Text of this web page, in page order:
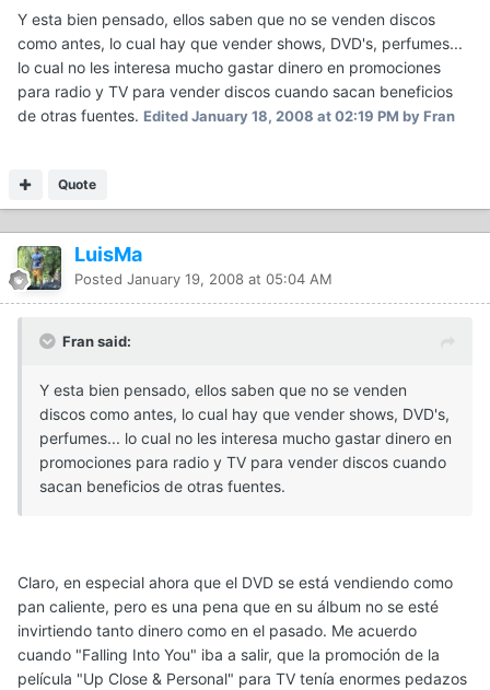
Y esta bien pensado, ellos saben que no se venden discos
como antes, lo cual hay que vender shows, DVD's, perfumes...
lo cual no les interesa mucho gastar dinero en promociones
para radio y TV para vender discos cuando sacan beneficios
de otras fuentes. EditedJanuary 18, 2008 at 02:19 PM by Fran
Quote
LuisMa
Posted January 19, 2008 at 05:04 AM
Fran said:
Y esta bien pensado, ellos saben que no se venden
discos como antes, lo cual hay que vender shows, DVD's,
perfumes... lo cual no les interesa mucho gastar dinero en
promociones para radio y TV para vender discos cuando
sacan beneficios de otras fuentes.
Claro, en especial ahora que el DVD se está vendiendo como
pan caliente, pero es una pena que en su álbum no se esté
invirtiendo tanto dinero como en el pasado. Me acuerdo
cuando "Falling Into You" iba a salir, que la promoción de la
película "Up Close & Personal" para TV tenía enormes pedazos